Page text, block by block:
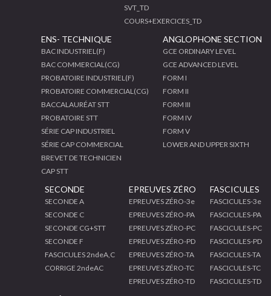
SVT_TD
COURS+EXERCICES_TD
ENS- TECHNIQUE
BAC INDUSTRIEL(F)
BAC COMMERCIAL(CG)
PROBATOIRE INDUSTRIEL(F)
PROBATOIRE COMMERCIAL(CG)
BACCALAURÉAT STT
PROBATOIRE STT
SÉRIE CAP INDUSTRIEL
SÉRIE CAP COMMERCIAL
BREVET DE TECHNICIEN
CAP STT
ANGLOPHONE SECTION
GCE ORDINARY LEVEL
GCE ADVANCED LEVEL
FORM I
FORM II
FORM III
FORM IV
FORM V
LOWER AND UPPER SIXTH
SECONDE
SECONDE A
SECONDE C
SECONDE CG+STT
SECONDE F
FASCICULES 2ndeA,C
CORRIGE 2ndeAC
EPREUVES ZÉRO
EPREUVES ZÉRO-3e
EPREUVES ZÉRO-PA
EPREUVES ZÉRO-PC
EPREUVES ZÉRO-PD
EPREUVES ZÉRO-TA
EPREUVES ZÉRO-TC
EPREUVES ZÉRO-TD
FASCICULES
FASCICULES-3e
FASCICULES-PA
FASCICULES-PC
FASCICULES-PD
FASCICULES-TA
FASCICULES-TC
FASCICULES-TD